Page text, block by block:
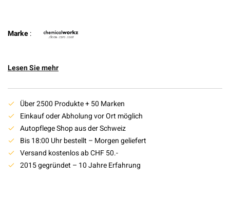
Marke:
Lesen Sie mehr
Über 2500 Produkte + 50 Marken
Einkauf oder Abholung vor Ort möglich
Autopflege Shop aus der Schweiz
Bis 18:00 Uhr bestellt – Morgen geliefert
Versand kostenlos ab CHF 50.-
2015 gegründet – 10 Jahre Erfahrung